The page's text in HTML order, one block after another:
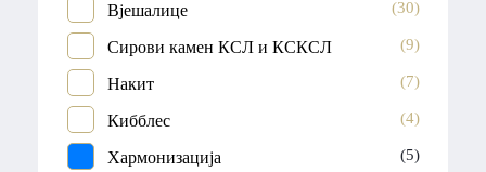
Вјешалице (30)
Сирови камен КСЛ и КСКСЛ (9)
Накит (7)
Кибблес (4)
Хармонизација (5)